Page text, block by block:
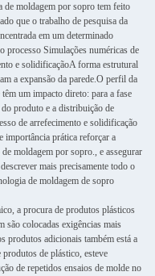
de moldagem por sopro tem feito
que o trabalho de pesquisa da
em um determinado
processo Simulações numéricas de
e solidificaçãoA forma estrutural
a expansão da parede.O perfil da
um impacto direto: para a fase
produto e a distribuição de
de arrefecimento e solidificação
importância prática reforçar a
moldagem por sopro., e assegurar
mais precisamente todo o
de moldagem de sopro
a procura de produtos plásticos
são colocadas exigências mais
produtos adicionais também está a
de plástico, esteve
de repetidos ensaios de molde no